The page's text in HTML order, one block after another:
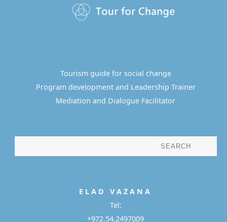
Tourism guide for social change
Program development and Leadership Trainer
Mediation and Dialogue Facilitator
E L A DV A Z A N A
Tel:
+972.54.2497009